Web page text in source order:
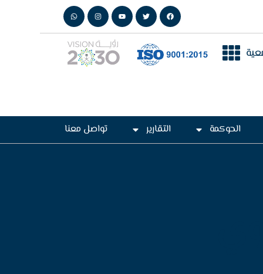
الحوكمة التقارير تواصل معنا